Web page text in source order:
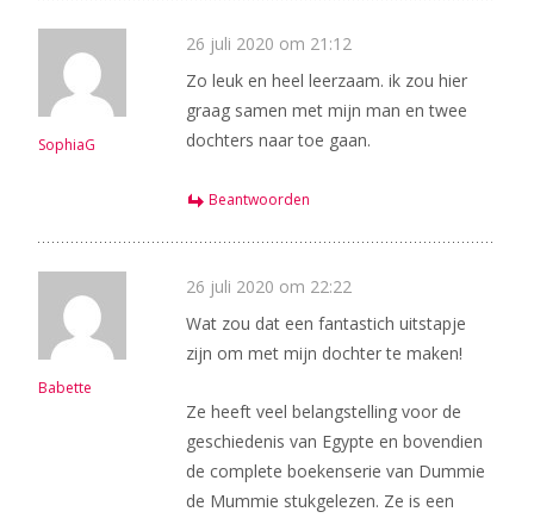
SophiaG
26 juli 2020 om 21:12
Zo leuk en heel leerzaam. ik zou hier
graag samen met mijn man en twee
dochters naar toe gaan.
Beantwoorden
Babette
26 juli 2020 om 22:22
Wat zou dat een fantastich uitstapje
zijn om met mijn dochter te maken!
Ze heeft veel belangstelling voor de
geschiedenis van Egypte en bovendien
de complete boekenserie van Dummie
de Mummie stukgelezen. Ze is een